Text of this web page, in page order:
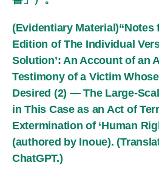
(Evidentiary Material)“Notes
Edition of The Individual
Solution’: An Account of an
Testimony of a Victim
Desired (2) — The Large-
in This Case as an Act of
Extermination of ‘Human
(authored by Inoue).
ChatGPT.)